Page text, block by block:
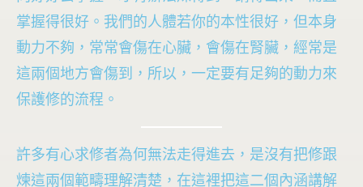
掌握得很好。我們的人體若你的本性很好，但本身
動力不夠，常常會傷在心臟，會傷在腎臟，經常是
這兩個地方會傷到，所以，一定要有足夠的動力來
保護修的流程。
許多有心求修者為何無法走得進去，是沒有把修跟
煉這兩個範疇理解清楚，在這裡把這二個內涵講解